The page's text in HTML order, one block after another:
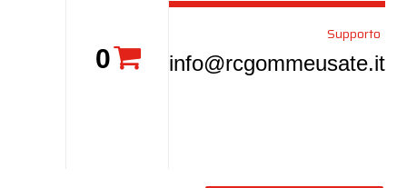
0
Supporto
info@rcgommeusate.it